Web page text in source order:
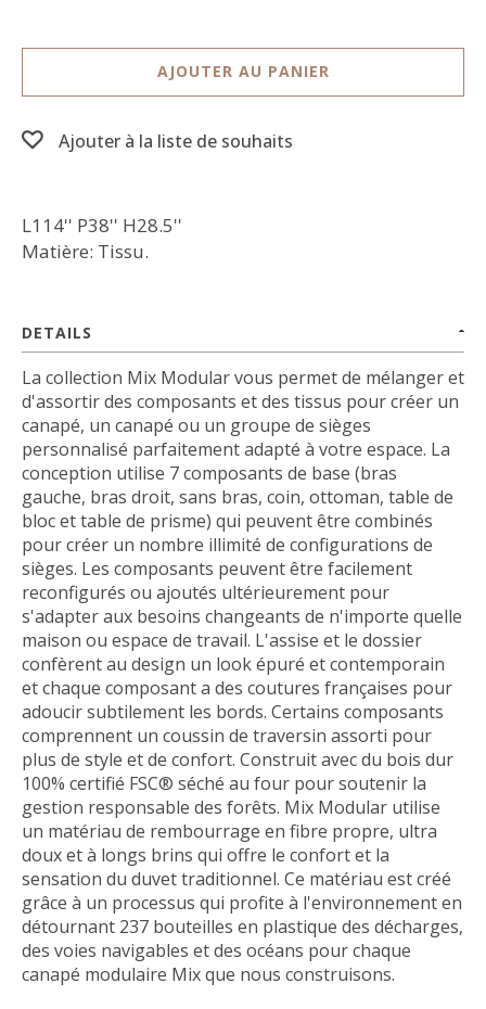
AJOUTER AU PANIER
Ajouter à la liste de souhaits
L114'' P38'' H28.5''
Matière: Tissu.
DETAILS
La collection Mix Modular vous permet de mélanger et
d'assortir des composants et des tissus pour créer un
canapé, un canapé ou un groupe de sièges
personnalisé parfaitement adapté à votre espace. La
conception utilise 7 composants de base (bras
gauche, bras droit, sans bras, coin, ottoman, table de
bloc et table de prisme) qui peuvent être combinés
pour créer un nombre illimité de configurations de
sièges. Les composants peuvent être facilement
reconfigurés ou ajoutés ultérieurement pour
s'adapter aux besoins changeants de n'importe quelle
maison ou espace de travail. L'assise et le dossier
confèrent au design un look épuré et contemporain
et chaque composant a des coutures françaises pour
adoucir subtilement les bords. Certains composants
comprennent un coussin de traversin assorti pour
plus de style et de confort. Construit avec du bois dur
100% certifié FSC® séché au four pour soutenir la
gestion responsable des forêts. Mix Modular utilise
un matériau de rembourrage en fibre propre, ultra
doux et à longs brins qui offre le confort et la
sensation du duvet traditionnel. Ce matériau est créé
grâce à un processus qui profite à l'environnement en
détournant 237 bouteilles en plastique des décharges,
des voies navigables et des océans pour chaque
canapé modulaire Mix que nous construisons.